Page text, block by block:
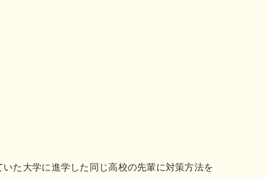
た大学に進学した同じ高校の先輩に対策方法を